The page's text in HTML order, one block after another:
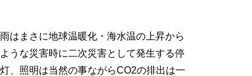
はまさに地球温暖化・海水温の上昇から
うな災害時に二次災害として発生する停
、照明は当然の事ながらCO2の排出は一